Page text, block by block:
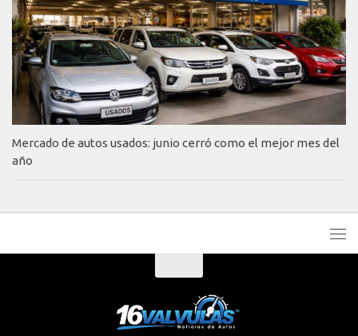
Mercado de autos usados: junio cerró como el mejor mes del
año